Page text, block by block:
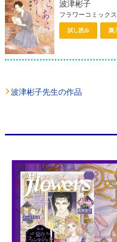
波津彬子
フラワーコミック
試し読み 購
波津彬子先生の作品